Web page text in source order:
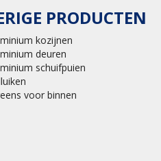
PRODUCTEN
kozijnen
deuren
schuifpuien
voor binnen